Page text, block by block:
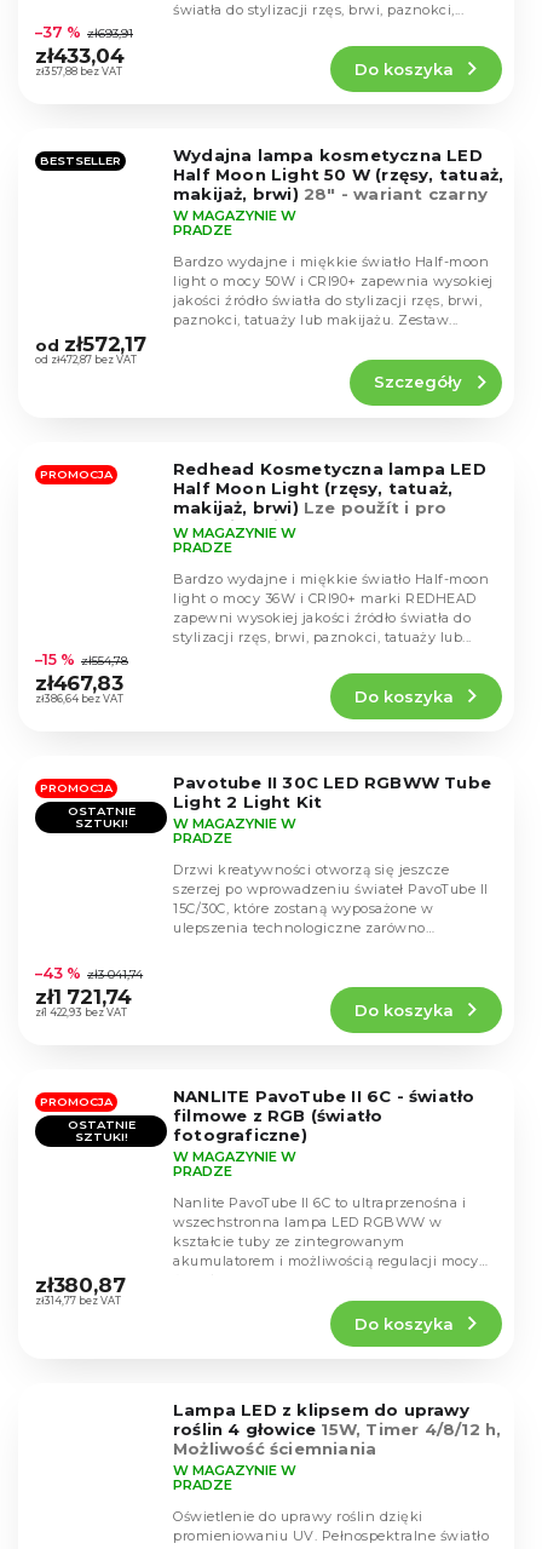
ocena
produktu
wynosi
gwiazdek.
zł357,88 bez VAT
–37 % zł693,91
zł433,04
Do koszyka
światła do stylizacji rzęs, brwi, paznokci,...
BESTSELLER
Wydajna lampa kosmetyczna LED
Half Moon Light 50 W (rzęsy, tatuaż,
makijaż, brwi) 28" - wariant czarny
ocena
produktu
gwiazdek.
W MAGAZYNIE W
PRADZE
od zł472,87 bez VAT
od zł572,17
Szczegóły
Bardzo wydajne i miękkie światło Half-moon
light o mocy 50W i CRI90+ zapewnia wysokiej
jakości źródło światła do stylizacji rzęs, brwi,
paznokci, tatuaży lub makijażu. Zestaw...
PROMOCJA
Redhead Kosmetyczna lampa LED
Half Moon Light (rzęsy, tatuaż,
makijaż, brwi) Lze použít i pro
unboxing videa
ocena
produktu
wynosi
gwiazdek.
W MAGAZYNIE W
PRADZE
zł386,64 bez VAT
–15 % zł554,78
zł467,83
Do koszyka
Bardzo wydajne i miękkie światło Half-moon
light o mocy 36W i CRI90+ marki REDHEAD
zapewni wysokiej jakości źródło światła do
stylizacji rzęs, brwi, paznokci, tatuaży lub...
PROMOCJA
OSTATNIE
SZTUKI!
Pavotube II 30C LED RGBWW Tube
Light 2 Light Kit
ocena
produktu
wynosi
gwiazdek.
W MAGAZYNIE W
PRADZE
zł1 422,93 bez VAT
–43 % zł3 041,74
zł1 721,74
Do koszyka
Drzwi kreatywności otworzą się jeszcze
szerzej po wprowadzeniu świateł PavoTube II
15C/30C, które zostaną wyposażone w
ulepszenia technologiczne zarówno
PROMOCJA
OSTATNIE
SZTUKI!
NANLITE PavoTube II 6C - światło
filmowe z RGB (światło
fotograficzne)
ocena
produktu
W MAGAZYNIE W
PRADZE
zł314,77 bez VAT
zł380,87
Do koszyka
Nanlite PavoTube II 6C to ultraprzenośna i
wszechstronna lampa LED RGBWW w
kształcie tuby ze zintegrowanym
akumulatorem i możliwością regulacji mocy
Lampa LED z klipsem do uprawy
roślin 4 głowice 15W, Timer 4/8/12 h,
Możliwość ściemniania
W MAGAZYNIE W
PRADZE
Oświetlenie do uprawy roślin dzięki
promieniowaniu UV. Pełnospektralne światło